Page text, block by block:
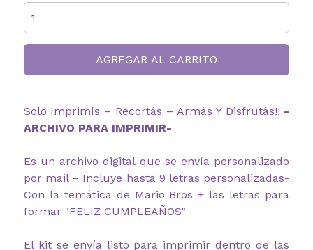
AGREGAR AL CARRITO
Solo Imprimís – Recortás – Armás Y Disfrutás!! -
ARCHIVO PARA IMPRIMIR-
Es un archivo digital que se envía personalizado
por mail – Incluye hasta 9 letras personalizadas-
Con la temática de Mario Bros+ las letras para
formar "FELIZ CUMPLEAÑOS"
El kit se envía listo para imprimir dentro de las